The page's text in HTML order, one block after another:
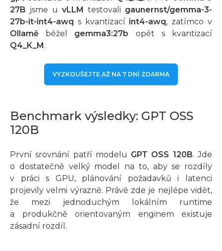
27B jsme u vLLM testovali gaunernst/gemma-3-
27b-it-int4-awq s kvantizací int4-awq, zatímco v
Ollamě běžel gemma3:27b opět s kvantizací
Q4_K_M .
VYZKOUŠEJTE AŽ NA 7 DNÍ ZDARMA
Benchmark výsledky: GPT OSS
120B
První srovnání patří modelu GPT OSS 120B. Jde
o dostatečně velký model na to, aby se rozdíly
v práci s GPU, plánování požadavků i latenci
projevily velmi výrazně. Právě zde je nejlépe vidět,
že mezi jednoduchým lokálním runtime
a produkčně orientovaným enginem existuje
zásadní rozdíl.